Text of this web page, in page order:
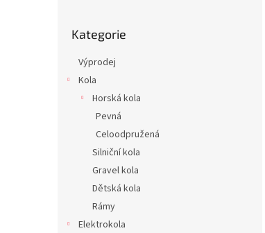
kategorie
Kategorie
Výprodej
Kola
Horská kola
Pevná
Celoodpružená
Silniční kola
Gravel kola
Dětská kola
Rámy
Elektrokola